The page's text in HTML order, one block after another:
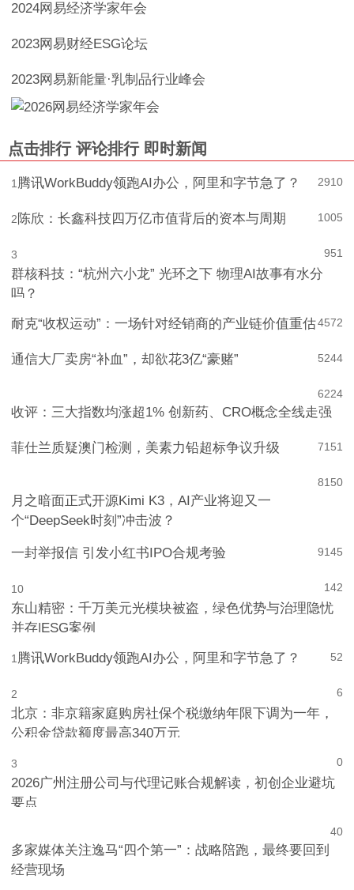
2024网易经济学家年会
2023网易财经ESG论坛
2023网易新能量·乳制品行业峰会
点击排行 评论排行 即时新闻
2910
1 腾讯WorkBuddy领跑AI办公，阿里和字节急了？
1005
2 陈欣：长鑫科技四万亿市值背后的资本与周期
951
3
群核科技：“杭州六小龙” 光环之下 物理AI故事有水分
吗？
572
4
耐克“收权运动”：一场针对经销商的产业链价值重估
244
5
通信大厂卖房“补血”，却欲花3亿“豪赌”
224
6
收评：三大指数均涨超1% 创新药、CRO概念全线走强
151
7
菲仕兰质疑澳门检测，美素力铅超标争议升级
150
8
月之暗面正式开源Kimi K3，AI产业将迎又一
个“DeepSeek时刻”冲击波？
145
9
一封举报信 引发小红书IPO合规考验
142
10
东山精密：千万美元光模块被盗，绿色优势与治理隐忧
并存|ESG案例
52
1 腾讯WorkBuddy领跑AI办公，阿里和字节急了？
6
2
北京：非京籍家庭购房社保个税缴纳年限下调为一年，
公积金贷款额度最高340万元
0
3
2026广州注册公司与代理记账合规解读，初创企业避坑
要点
0
4
多家媒体关注逸马“四个第一”：战略陪跑，最终要回到
经营现场